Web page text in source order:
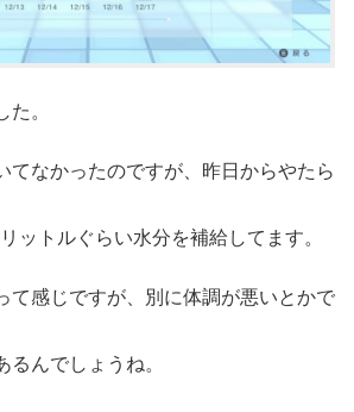
た。
てなかったのですが、昨日からやたら
ットルぐらい水分を補給してます。
て感じですが、別に体調が悪いとかで
るんでしょうね。